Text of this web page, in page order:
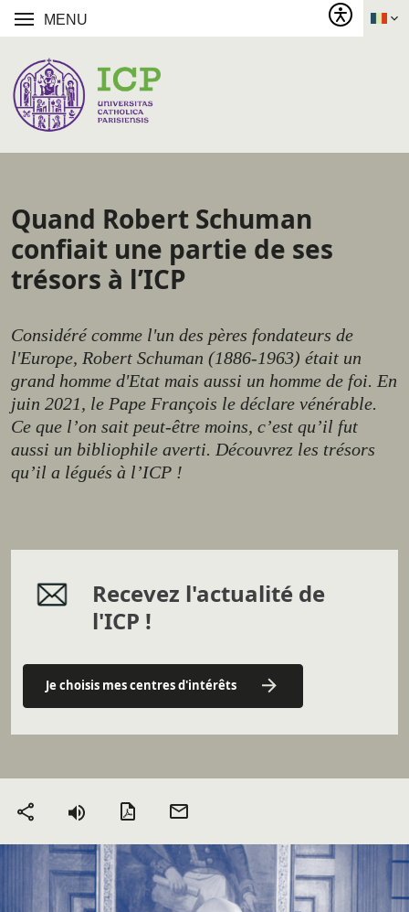
MENU
Quand Robert Schuman
confiait une partie de ses
trésors à l’ICP
Considéré comme l'un des pères fondateurs de
l'Europe, Robert Schuman (1886-1963) était un
grand homme d'Etat mais aussi un homme de foi. En
juin 2021, le Pape François le déclare vénérable.
Ce que l’on sait peut-être moins, c’est qu’il fut
aussi un bibliophile averti. Découvrez les trésors
qu’il a légués à l’ICP !
Recevez l'actualité de
l'ICP !
Je choisis mes centres d'intérêts
Partager Version PDF